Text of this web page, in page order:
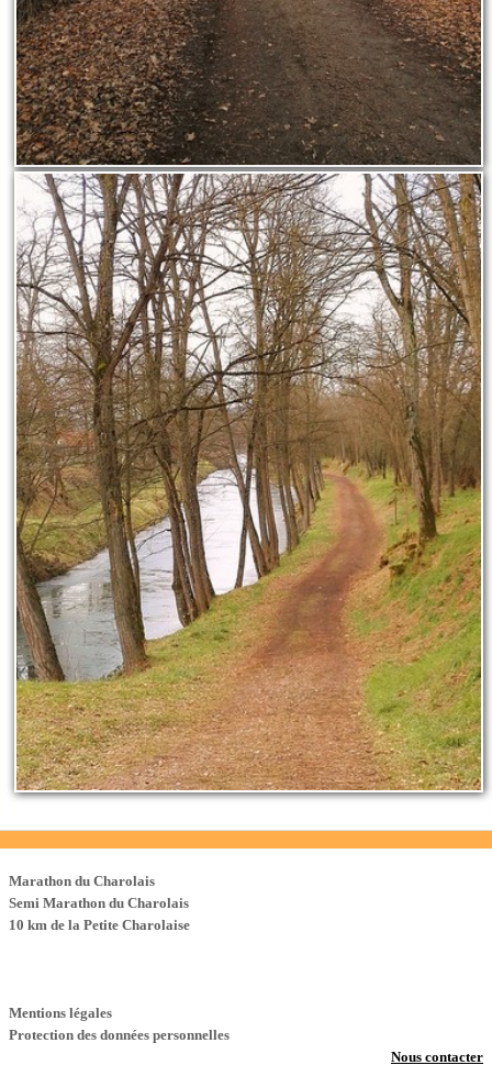
Marathon du Charolais
Semi Marathon du Charolais
10 km de la Petite Charolaise
Mentions légales
Protection des données personnelles
Nous contacter